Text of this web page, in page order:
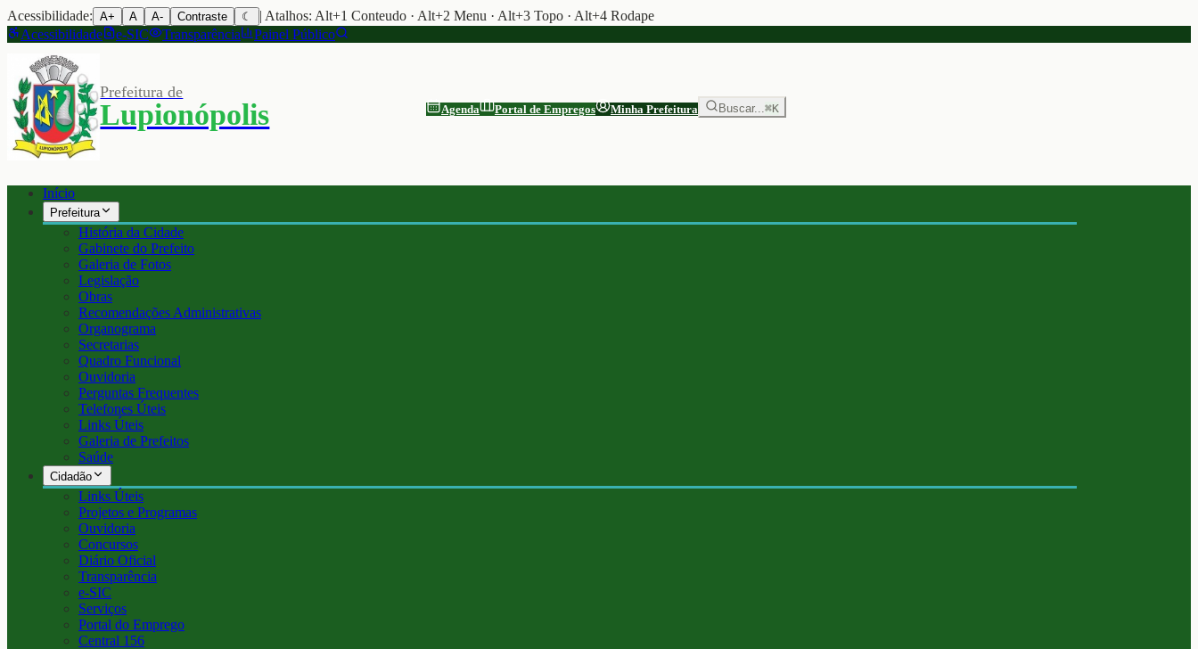
Acessibilidade: A+ A A- Contraste ☾
| Atalhos: Alt+1 Conteudo · Alt+2 Menu · Alt+3 Topo · Alt+4 Rodape
Acessibilidade
e-SIC Transparência Painel Público
Prefeitura de
Lupionópolis Agenda Portal de Empregos Minha Prefeitura Buscar...⌘K
Início
Prefeitura
História da Cidade
Gabinete do Prefeito
Galeria de Fotos
Legislação
Obras
Recomendações Administrativas
Organograma
Secretarias
Quadro Funcional
Ouvidoria
Perguntas Frequentes
Telefones Úteis
Links Úteis
Galeria de Prefeitos
Saúde
Cidadão
Links Úteis
Projetos e Programas
Ouvidoria
Concursos
Diário Oficial
Transparência
e-SIC
Serviços
Portal do Emprego
Central 156